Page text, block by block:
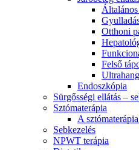
Otthoni
Felső
Endoszkópia
Sürgősségi ellátás –
Sztómaterápia
A
Sebkezelés
NPWT terápia